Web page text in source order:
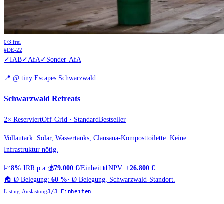
0/3 frei
#DE-22
✓IAB✓AfA✓Sonder-AfA
📍 @ tiny Escapes Schwarzwald
Schwarzwald Retreats
2× ReserviertOff-Grid · StandardBestseller
Vollautark: Solar, Wassertanks, Clansana-Komposttoilette. Keine
Infrastruktur nötig.
📈8% IRR p.a. 💰79.000 €/Einheit📊NPV: +26.800 €
🏠 Ø Belegung: 60 %· Ø Belegung, Schwarzwald-Standort.
Listing-Auslastung3/3 Einheiten